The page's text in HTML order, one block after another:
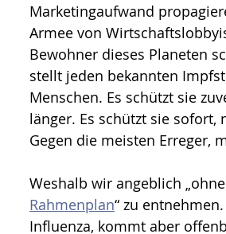
Marketingaufwand
Armee von
Bewohner dieses Planeten
stellt jeden bekannten
Menschen. Es schützt sie
länger. Es schützt sie
Gegen die meisten Erreger,
Weshalb wir angeblich „ohne
Rahmenplan“ zu
Influenza, kommt aber